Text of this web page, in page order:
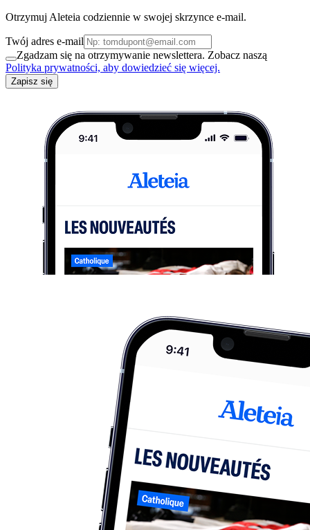
Otrzymuj Aleteia codziennie w swojej skrzynce e-mail.
Twój adres e-mail
Zgadzam się na otrzymywanie newslettera. Zobacz naszą
Polityka prywatności, aby dowiedzieć się więcej.
Zapisz się